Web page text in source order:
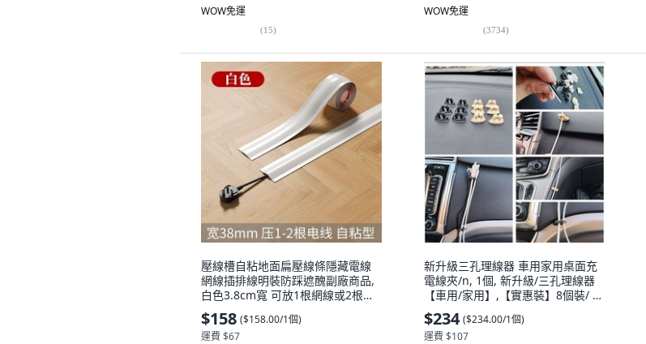
WOW免運
(15)
WOW免運
(3734)
壓線槽自粘地面扁壓線條隱藏電線
網線插排線明裝防踩遮醜副廠商品,
白色3.8cm寬 可放1根網線或2根細
電,3米 自帶背膠, 1個
$158 ($158.00/1個)
運費 $67
新升級三孔理線器 車用家用桌面充
電線夾/n, 1個, 新升級/三孔理線器
【車用/家用】,【實惠裝】8個裝/ 米
黃色
$234 ($234.00/1個)
運費 $107